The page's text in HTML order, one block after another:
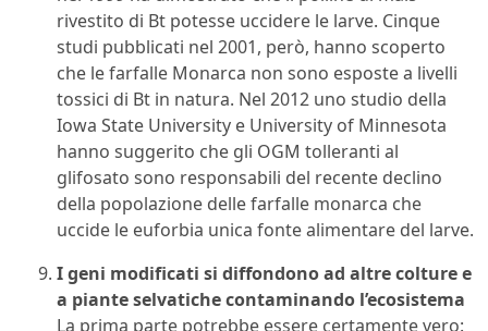
rivestito di Bt potesse uccidere le larve. Cinque
studi pubblicati nel 2001, però, hanno scoperto
che le farfalle Monarca non sono esposte a livelli
tossici di Bt in natura. Nel 2012 uno studio della
Iowa State University e University of Minnesota
hanno suggerito che gli OGM tolleranti al
glifosato sono responsabili del recente declino
della popolazione delle farfalle monarca che
uccide le euforbia unica fonte alimentare del larve.
I geni modificati si diffondono ad altre colture e
a piante selvatiche contaminando l’ecosistema
La prima parte potrebbe essere certamente vero: